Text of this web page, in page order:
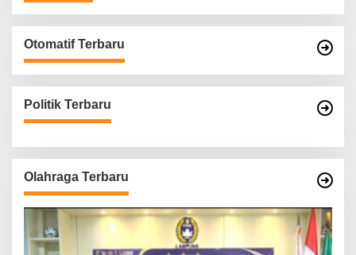
Otomatif Terbaru
Politik Terbaru
Olahraga Terbaru